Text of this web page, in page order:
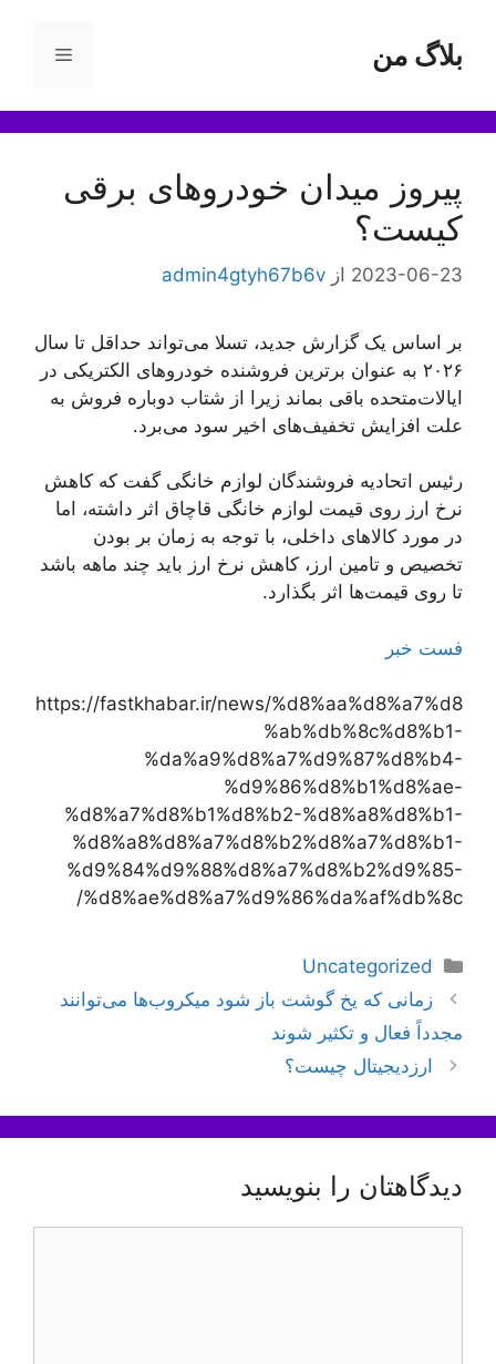
محتوابلاگ من فهرست
پیروز میدان خودروهای برقی
کیست؟
2023-06-23 از admin4gtyh67b6v
بر اساس یک گزارش جدید، تسلا می‌تواند حداقل تا سال
۲۰۲۶ به عنوان برترین فروشنده خودروهای الکتریکی در
ایالات‌متحده باقی بماند زیرا از شتاب دوباره فروش به
علت افزایش تخفیف‌های اخیر سود می‌برد.
رئیس اتحادیه فروشندگان لوازم خانگی گفت که کاهش
نرخ ارز روی قیمت لوازم خانگی قاچاق اثر داشته، اما
در مورد کالاهای داخلی، با توجه به زمان بر بودن
تخصیص و تامین ارز، کاهش نرخ ارز باید چند ماهه باشد
تا روی قیمت‌ها اثر بگذارد.
فست خبر
https://fastkhabar.ir/news/%d8%aa%d8%a7%d8
%ab%db%8c%d8%b1-
%da%a9%d8%a7%d9%87%d8%b4-
%d9%86%d8%b1%d8%ae-
%d8%a7%d8%b1%d8%b2-%d8%a8%d8%b1-
%d8%a8%d8%a7%d8%b2%d8%a7%d8%b1-
%d9%84%d9%88%d8%a7%d8%b2%d9%85-
%d8%ae%d8%a7%d9%86%da%af%db%8c/
دسته‌ها
Uncategorized
ناوبری
نوشته‌ها
زمانی که یخ گوشت باز شود میکروب‌ها می‌توانند
مجدداً فعال و تکثیر شوند
ارزدیجیتال چیست؟
دیدگاهتان را بنویسید